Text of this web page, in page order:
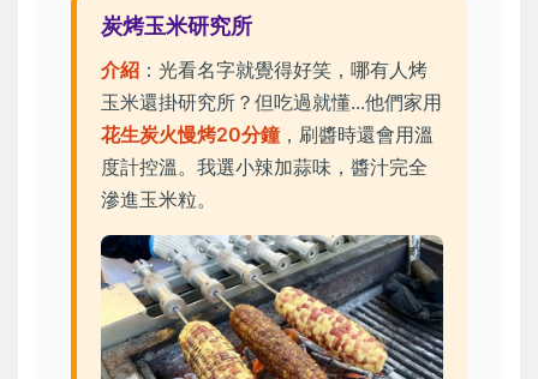
炭烤玉米研究所
介紹 ：光看名字就覺得好笑，哪有人烤
玉米還掛研究所？但吃過就懂...他們家用
花生炭火慢烤20分鐘，刷醬時還會用溫
度計控溫。我選小辣加蒜味，醬汁完全
滲進玉米粒。